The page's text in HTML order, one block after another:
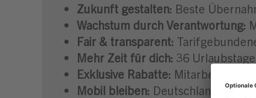
Zukunft gestalten: Beste
Wachstum durch Verantwortung:
Fair & transparent:
Mehr Zeit für dich: 36
Exklusive Rabatte:
Mobil bleiben: Deutschlandticket